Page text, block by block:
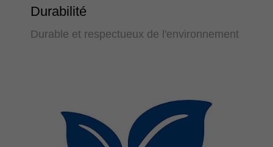
Durabilité
Durable et respectueux de l'environnement